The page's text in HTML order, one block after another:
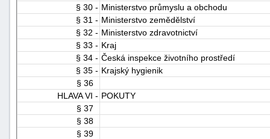
§ 30 - Ministerstvo průmyslu a obchodu
§ 31 - Ministerstvo zemědělství
§ 32 - Ministerstvo zdravotnictví
§ 33 - Kraj
§ 34 - Česká inspekce životního prostředí
§ 35 - Krajský hygienik
§ 36
HLAVA VI - POKUTY
§ 37
§ 38
§ 39